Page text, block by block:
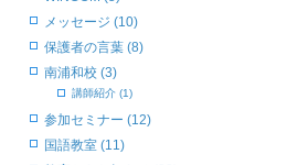
メッセージ (10)
保護者の言葉 (8)
南浦和校 (3)
講師紹介 (1)
参加セミナー (12)
国語教室 (11)